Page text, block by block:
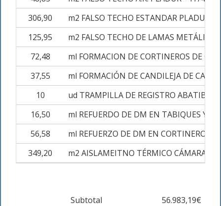
306,90
m2 FALSO TECHO ESTANDAR PLADUR
125,95
m2 FALSO TECHO DE LAMAS METÁLICAS
72,48
ml FORMACION DE CORTINEROS DE
37,55
ml FORMACIÓN DE CANDILEJA DE
10
ud TRAMPILLA DE REGISTRO ABATIBLE
16,50
ml REFUERDO DE DM EN TABIQUES Y
56,58
ml REFUERZO DE DM EN CORTINEROS
349,20
m2 AISLAMEITNO TÉRMICO CÁMARAS
Subtotal
56.983,19€